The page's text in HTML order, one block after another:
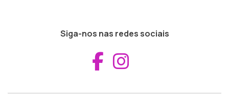
Siga-nos nas redes sociais
Aceder ao